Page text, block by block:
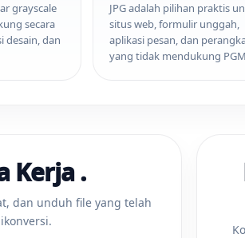
grayscale
secara
desain, dan
JPG adalah pilihan praktis
situs web, formulir unggah,
aplikasi pesan, dan
yang tidak mendukung
Kerja .
dan unduh file yang telah